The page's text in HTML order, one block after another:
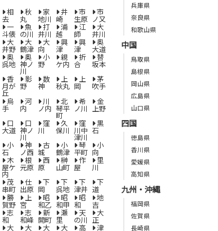
相
去
秋
丸
家
地川
井
崎
市
生原
市
ノ又
一
斗俵
魚
の川
打
井川
浦
越
江
師
大
井川
大
井野
大
鶴津
大
向
興
津
興
津
奥
大道
奥
呉地
奥
神ノ
川
小
野
親
ケ内
折
合
替
坂本
香
月が
丘
影
野
数
神
上
秋丸
上
岡
茅
吹手
烏
手
河
内
川
ノ内
北
琴平
町
希
ノ川
金
上野
口
大道
口
神ノ
川
窪
川
久
保川
窪
川中
津川
黒
石
小
石
神
ノ西
古
城
小
鶴津
琴
平町
小
向
木
屋ケ
内
根
元原
西
原
榊
山町
作
屋
里
川
茂
串町
仕
出原
下
岡
下
呉地
下
津井
下
道
勝
賀野
上
宮
昭
和乙
昭
和甲
昭
和
地
吉
志
和
志
和峰
新
開町
瀬
里
天
の川
大
正
大 大 大 大 高 津
兵庫県
奈良県
和歌山県
中国
鳥取県
島根県
岡山県
広島県
山口県
四国
徳島県
香川県
愛媛県
高知県
九州・沖縄
福岡県
佐賀県
長崎県